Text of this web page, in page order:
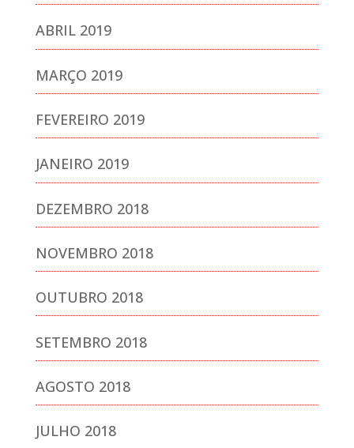
ABRIL 2019
MARÇO 2019
FEVEREIRO 2019
JANEIRO 2019
DEZEMBRO 2018
NOVEMBRO 2018
OUTUBRO 2018
SETEMBRO 2018
AGOSTO 2018
JULHO 2018